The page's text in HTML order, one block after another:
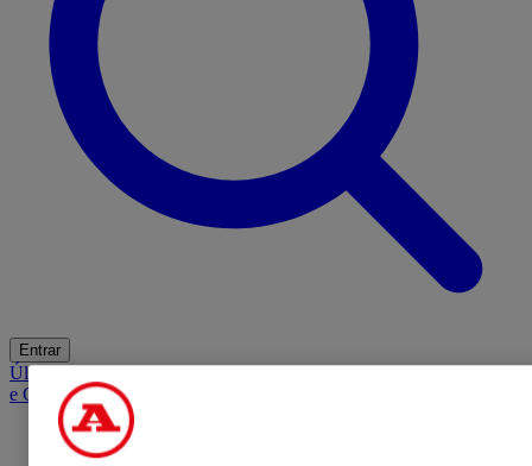
Entrar
ÚltimasMercadoOpiniãoiGaming HubA BOLA SUGEREBarba
e Cabelo